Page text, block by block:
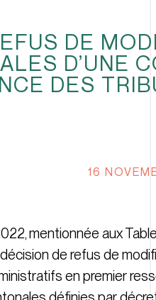
DE
D’UNE
DES
16
mentionnée aux
de refus de
en premier